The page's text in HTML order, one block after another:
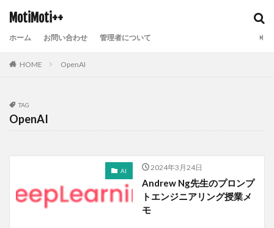
MotiMoti++
ホーム お問い合わせ 管理者について
HOME OpenAI
TAG
OpenAI
AI 2024年3月24日
Andrew Ng先生のプロンプ
トエンジニアリング授業メ
モ